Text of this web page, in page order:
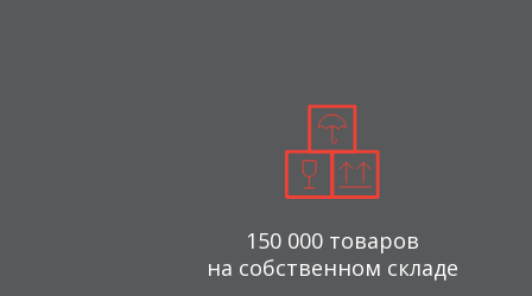
150 000 товаров
на собственном складе